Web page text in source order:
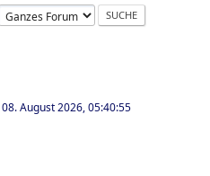
08. August 2026, 05:40:55